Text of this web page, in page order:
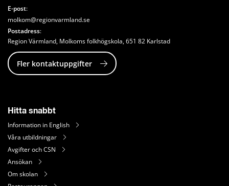
E-post:
molkom@regionvarmland.se
Postadress:
Region Värmland, Molkoms folkhögskola, 651 82 Karlstad
Fler kontaktuppgifter
Hitta snabbt
Information in English
Våra utbildningar
Avgifter och CSN
Ansökan
Om skolan